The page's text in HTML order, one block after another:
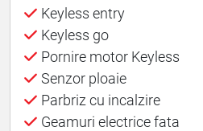
Keyless entry
Keyless go
Pornire motor Keyless
Senzor ploaie
Parbriz cu incalzire
Geamuri electrice fata